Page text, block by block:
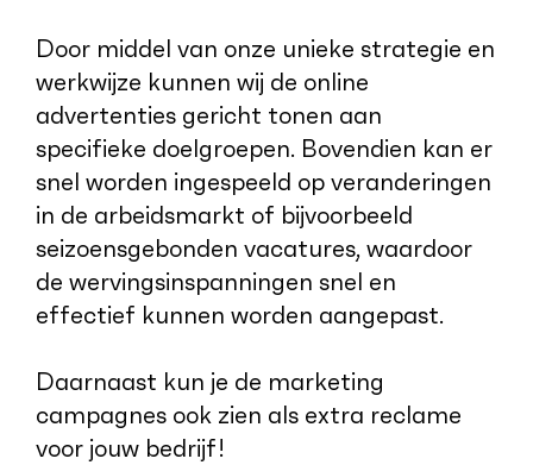
Door middel van onze unieke strategie en
werkwijze kunnen wij de online
advertenties gericht tonen aan
specifieke doelgroepen. Bovendien kan er
snel worden ingespeeld op veranderingen
in de arbeidsmarkt of bijvoorbeeld
seizoensgebonden vacatures, waardoor
de wervingsinspanningen snel en
effectief kunnen worden aangepast.
Daarnaast kun je de marketing
campagnes ook zien als extra reclame
voor jouw bedrijf!